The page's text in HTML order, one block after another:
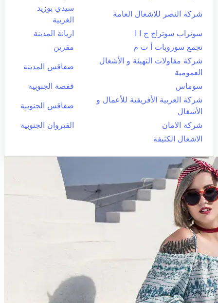
شركة النصر للاشغال العامة
سيدي بوزيد
الغربية
سوتراب سوتراج ج ا ا
اريانة المدينة
تجمع سوروبات أ ت م
مقرين
شركة مقاولات التهيئة و الأشغال
العمومية
صفاقس المدينة
سوماس
قفصة الجنوبية
شركة العربية الأفريقية للأعمال و
الأشغال
صفاقس الجنوبية
شركة الامان
القيروان الجنوبية
الاشغال الكثيفة